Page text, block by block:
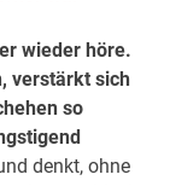
wieder höre.
verstärkt sich
so
denkt, ohne